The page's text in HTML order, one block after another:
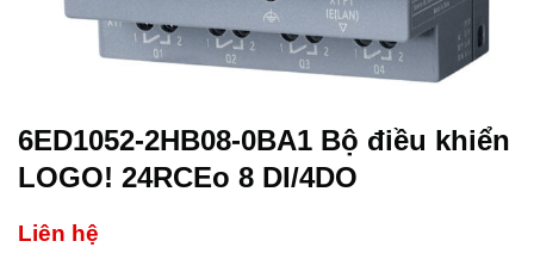
6ED1052-2HB08-0BA1 Bộ điều khiển
LOGO! 24RCEo 8 DI/4DO
Liên hệ